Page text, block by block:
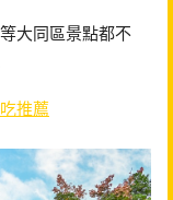
大同區景點都不
推薦